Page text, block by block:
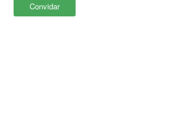
Convidar